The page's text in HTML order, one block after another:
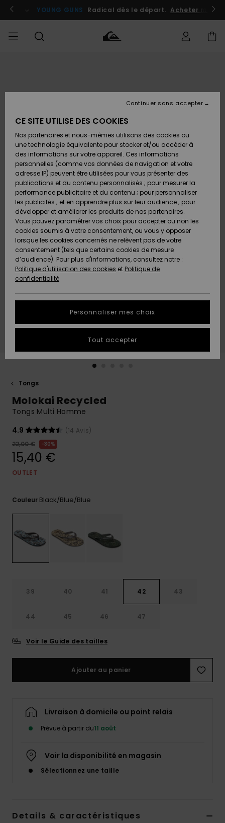
l'information
le
Se connecter / s'inscrire
YOUNG GUNS Radical dès le départ. Acheter
Chaussures
& Tongs
Surf
Snow
Nouveautés
A
Découvrir
Chaussures
& Tongs
Surf
Snow
Nouveautés
A
Découvrir
FEMME
A
Découvrir
Snow
SURF
Surf
Shop
Enfant
Highlights
Communauté
SNOW
Snow
Shop
Enfant
Snow
Shop
Femme
A
Découvrir
Communauté
OUTLET
Enfant
Outlet
Femme
AIDE &
CONTACT
Retours
Paiement
Carte
Cadeau
Quiksilver
Freedom
Protection
des
tailles
conversation
plus rapide
à votre
Démarrer
questions
formulaire
de
MAGASINS
QUIKSILVER
Tongs
Molokai Recycled
Tongs Multi Homme
4.9
(14 Avis)
22,00 €
30%
15,40 €
OUTLET
Couleur Black/blue/blue
39 40 41 42 43
44 45 46 47
Voir le Guide des tailles
Ajouter au panier
Livraison à domicile ou point relais
Prévue à partir du11 août
Voir la disponibilité en magasin
Sélectionnez une taille
Details & caractéristiques
CE SITE UTILISE DES COOKIES
Nos partenaires et nous-mêmes utilisons des cookies ou
une technologie équivalente pour stocker et/ou accéder à
des informations sur votre appareil. Ces informations
personnelles (comme vos données de navigation et votre
adresse IP) peuvent être utilisées pour vous présenter des
publications et du contenu personnalisés ; pour mesurer la
performance publicitaire et du contenu ; pour personnaliser
les publicités ; et en apprendre plus sur leur audience ; pour
développer et améliorer les produits de nos partenaires.
Vous pouvez paramétrer vos choix pour accepter ou non les
cookies soumis à votre consentement, ou vous y opposer
lorsque les cookies concernés ne relèvent pas de votre
consentement (tels que certains cookies de mesure
d’audience). Pour plus d'informations, consultez notre :
Politique d'utilisation des cookies et Politique de
confidentialité
Personnaliser mes choix
Continuer sans accepter
Tout accepter